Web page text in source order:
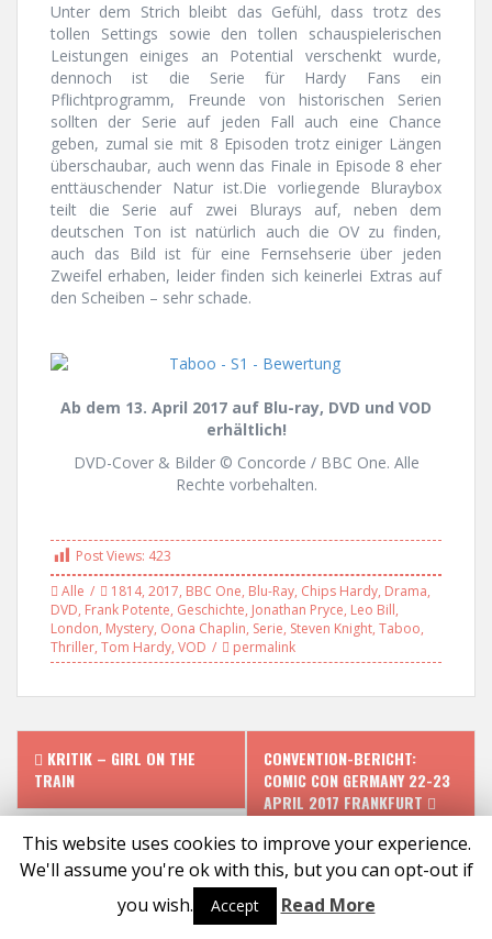
Unter dem Strich bleibt das Gefühl, dass trotz des
tollen Settings sowie den tollen schauspielerischen
Leistungen einiges an Potential verschenkt wurde,
dennoch ist die Serie für Hardy Fans ein
Pflichtprogramm, Freunde von historischen Serien
sollten der Serie auf jeden Fall auch eine Chance
geben, zumal sie mit 8 Episoden trotz einiger Längen
überschaubar, auch wenn das Finale in Episode 8 eher
enttäuschender Natur ist.Die vorliegende Bluraybox
teilt die Serie auf zwei Blurays auf, neben dem
deutschen Ton ist natürlich auch die OV zu finden,
auch das Bild ist für eine Fernsehserie über jeden
Zweifel erhaben, leider finden sich keinerlei Extras auf
den Scheiben – sehr schade.
Ab dem 13. April 2017 auf Blu-ray, DVD und VOD
erhältlich!
DVD-Cover & Bilder © Concorde / BBC One. Alle
Rechte vorbehalten.
Post Views: 423
Alle
1814, 2017, BBC One, Blu-Ray, Chips Hardy, Drama,
DVD, Frank Potente, Geschichte, Jonathan Pryce, Leo Bill,
London, Mystery, Oona Chaplin, Serie, Steven Knight, Taboo,
Thriller, Tom Hardy, VOD permalink
P
o
s
KRITIK – GIRL ON THE
TRAIN
CONVENTION-BERICHT:
COMIC CON GERMANY 22-23
APRIL 2017 FRANKFURT
Proudly powered by WordPress |Theme: Solon by aThemes
This website uses cookies to improve your experience.
We'll assume you're ok with this, but you can opt-out if
you wish.
Accept Read More
Social media & sharing icons powered by